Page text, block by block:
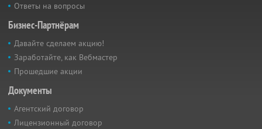
Ответы на вопросы
Бизнес-Партнёрам
Давайте сделаем акцию!
Заработайте, как Вебмастер
Прошедшие акции
Документы
Агентский договор
Лицензионный договор